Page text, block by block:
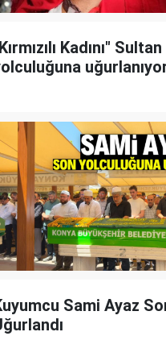
Kadını"
Sami Ayaz